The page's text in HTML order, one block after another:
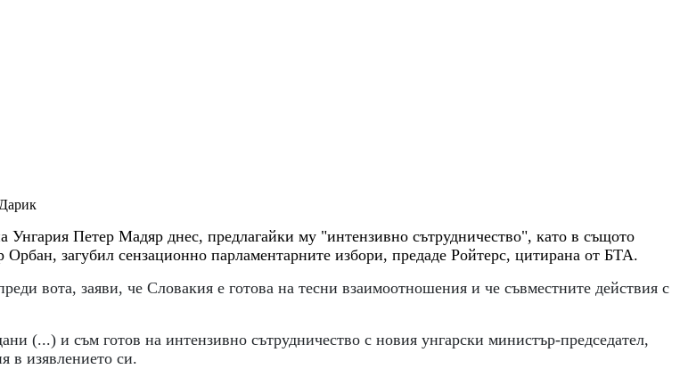
Петер Мадяр днес, предлагайки му "интензивно сътрудничество", като в същото
загубил сензационно парламентарните избори, предаде Ройтерс, цитирана от БТА.
вота, заяви, че Словакия е готова на тесни взаимоотношения и че съвместните действия с
(...) и съм готов на интензивно сътрудничество с новия унгарски министър-председател,
в изявлението си.